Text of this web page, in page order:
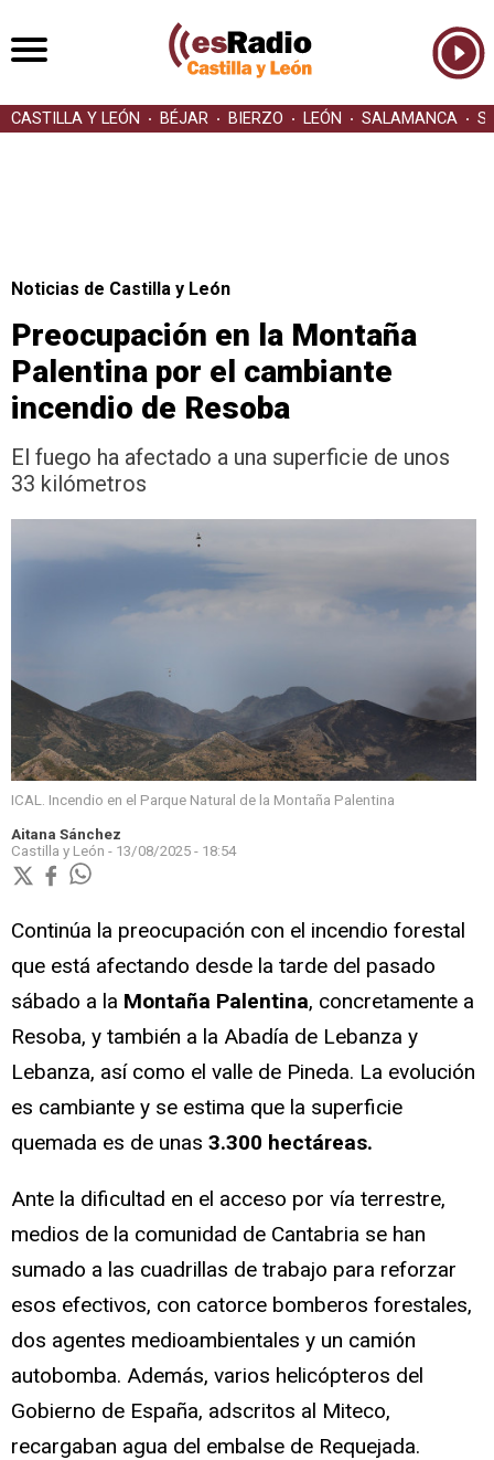
CASTILLA Y LEÓN BÉJAR BIERZO LEÓN SALAMANCA
Noticias de Castilla y León
Preocupación en la Montaña
Palentina por el cambiante
incendio de Resoba
El fuego ha afectado a una superficie de unos
33 kilómetros
ICAL. Incendio en el Parque Natural de la Montaña Palentina
Aitana Sánchez
Castilla y León - 13/08/2025 - 18:54
Continúa la preocupación con el incendio forestal
que está afectando desde la tarde del pasado
sábado a la Montaña Palentina, concretamente a
Resoba, y también a la Abadía de Lebanza y
Lebanza, así como el valle de Pineda. La evolución
es cambiante y se estima que la superficie
quemada es de unas 3.300 hectáreas.
Ante la dificultad en el acceso por vía terrestre,
medios de la comunidad de Cantabria se han
sumado a las cuadrillas de trabajo para reforzar
esos efectivos, con catorce bomberos forestales,
dos agentes medioambientales y un camión
autobomba. Además, varios helicópteros del
Gobierno de España, adscritos al Miteco,
recargaban agua del embalse de Requejada.